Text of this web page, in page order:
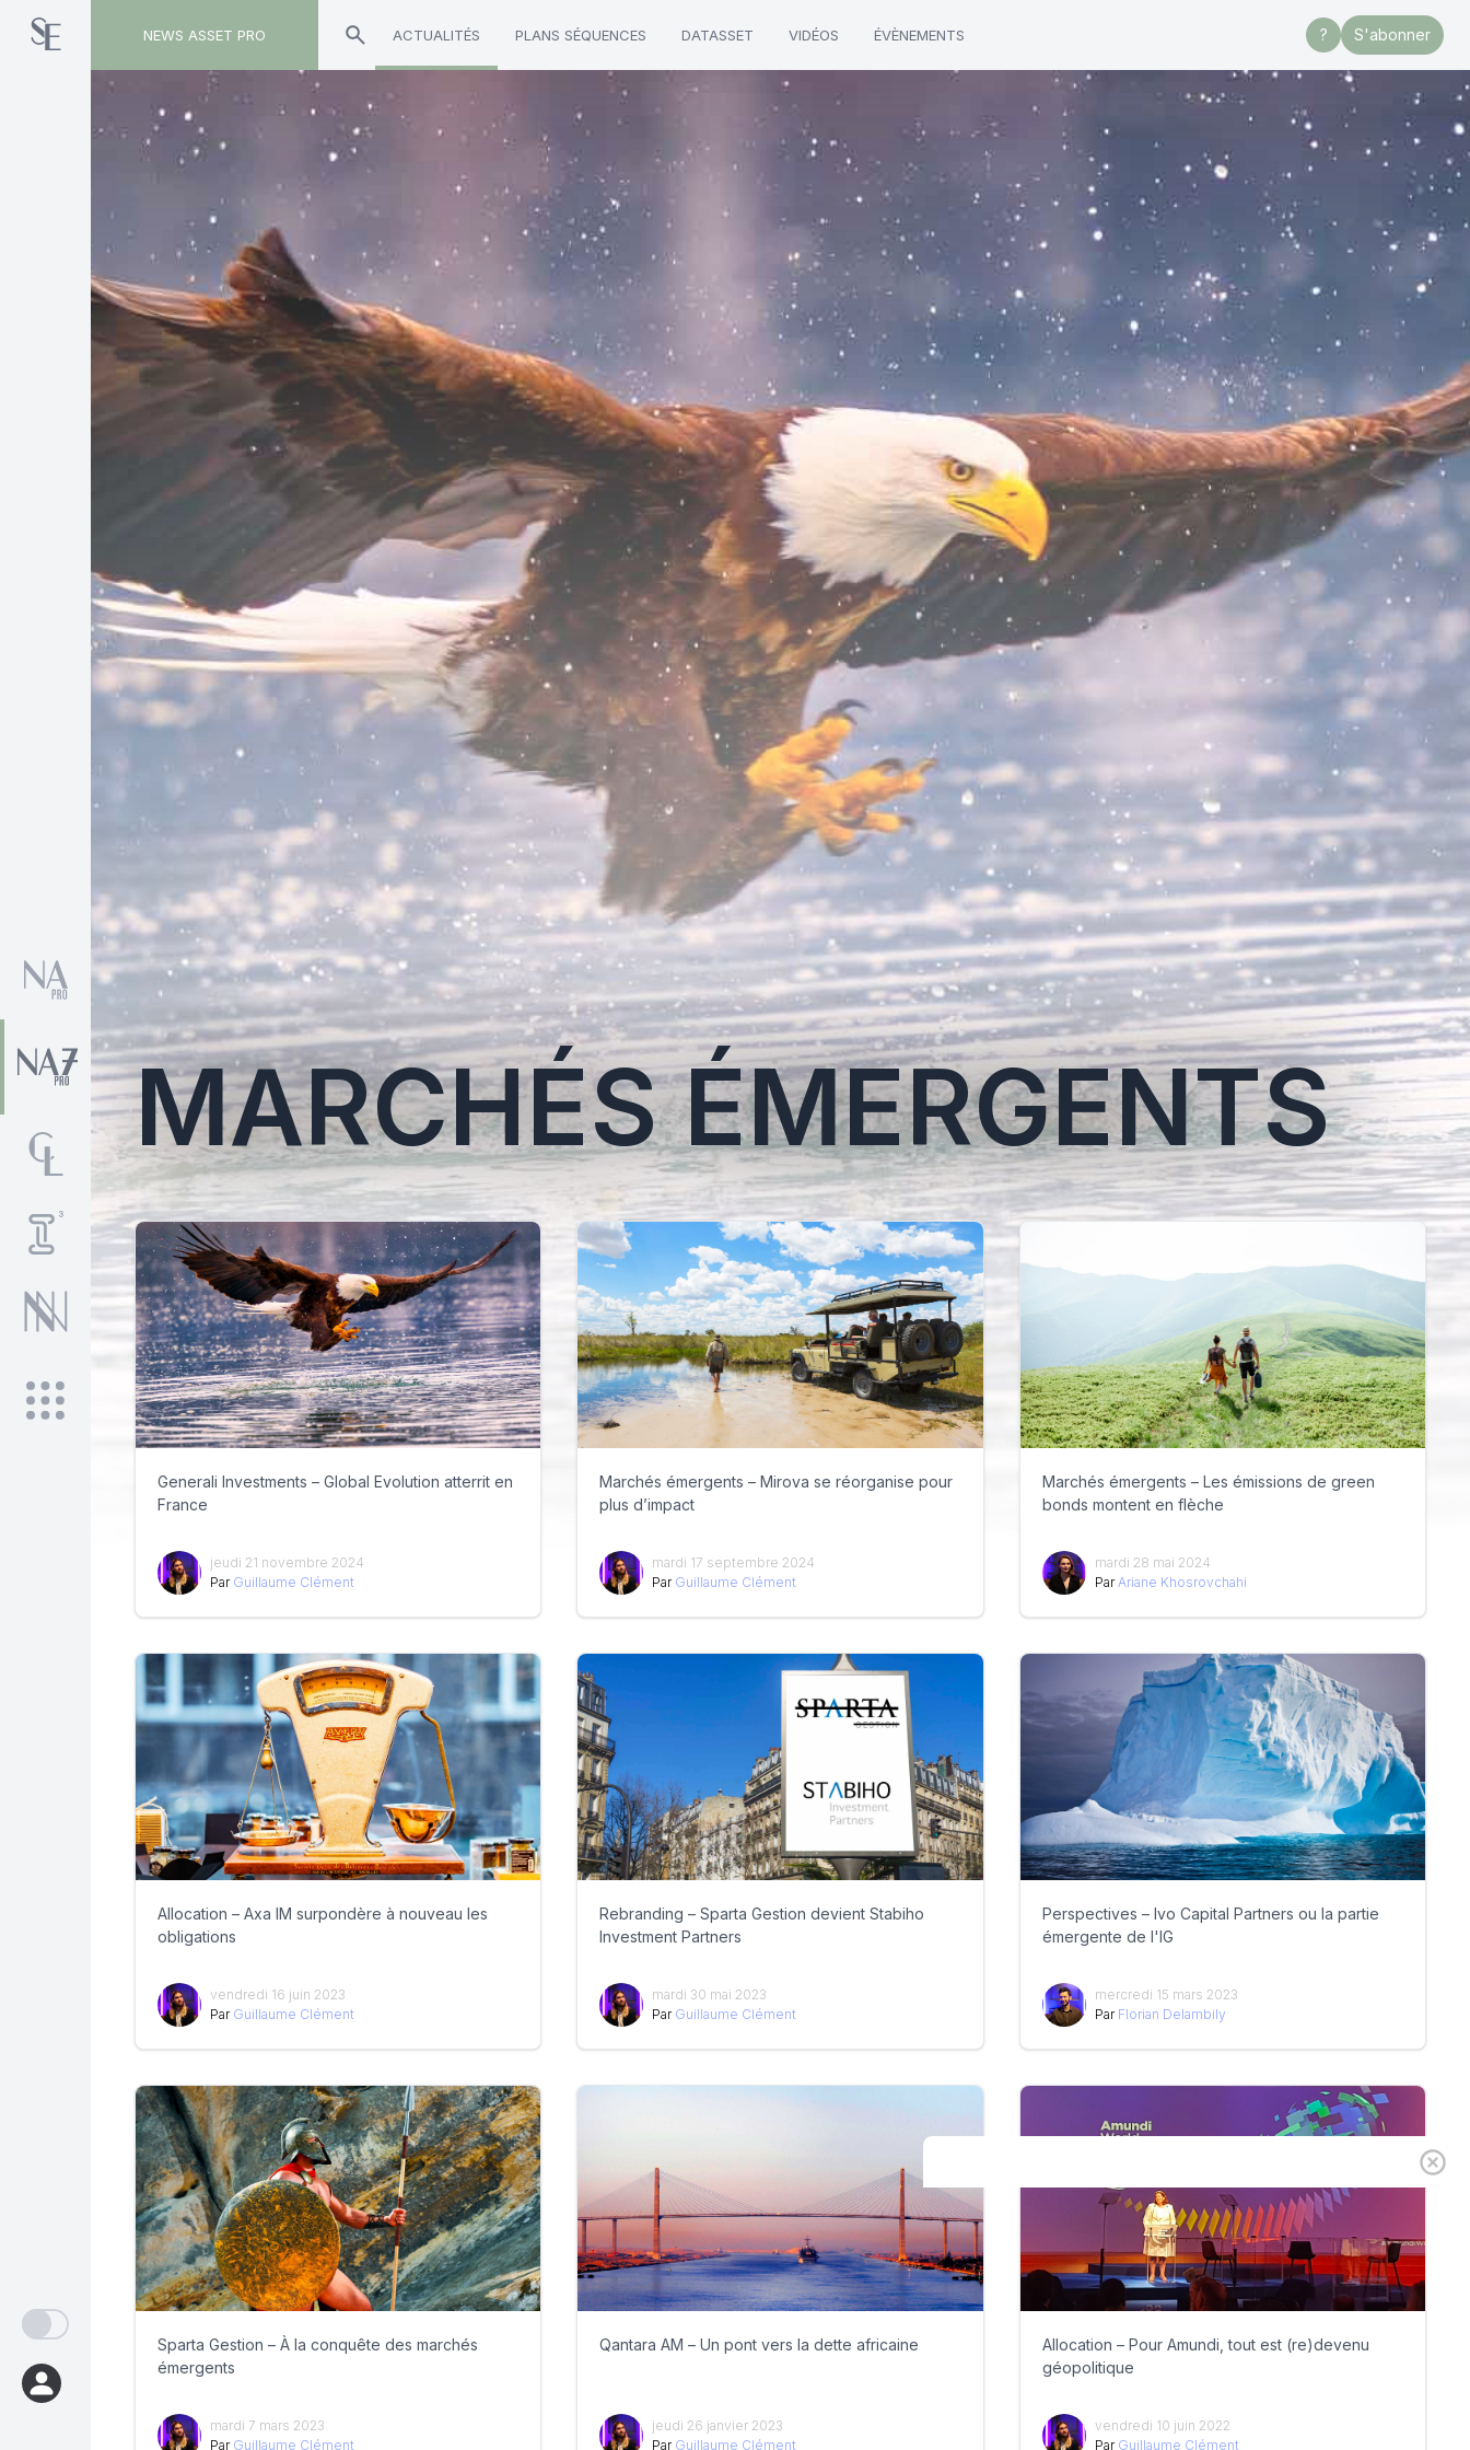
NEWS ASSET PRO ACTUALITÉS PLANS SÉQUENCES DATASSET VIDÉOS ÉVÈNEMENTS ? S'abonner
Toute l'actualité sur le tag "marchés émergents"
MARCHÉS ÉMERGENTS
Generali Investments – Global Evolution atterrit en
France
jeudi 21 novembre 2024
Par Guillaume Clément
Marchés émergents – Mirova se réorganise pour
plus d’impact
mardi 17 septembre 2024
Par Guillaume Clément
Marchés émergents – Les émissions de green
bonds montent en flèche
mardi 28 mai 2024
Par Ariane Khosrovchahi
Allocation – Axa IM surpondère à nouveau les
obligations
vendredi 16 juin 2023
Par Guillaume Clément
Rebranding – Sparta Gestion devient Stabiho
Investment Partners
mardi 30 mai 2023
Par Guillaume Clément
Perspectives – Ivo Capital Partners ou la partie
émergente de l'IG
mercredi 15 mars 2023
Par Florian Delambily
Sparta Gestion – À la conquête des marchés
émergents
mardi 7 mars 2023
Par Guillaume Clément
Qantara AM – Un pont vers la dette africaine
jeudi 26 janvier 2023
Par Guillaume Clément
Allocation – Pour Amundi, tout est (re)devenu
géopolitique
vendredi 10 juin 2022
Par Guillaume Clément